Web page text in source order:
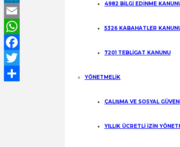
4982 BİLGİ EDİNME
5326 KABAHATLER
7201 TEBLİGAT KANUNU
YÖNETMELİK
ÇALIŞMA VE SOSYAL
YILLIK ÜCRETLİ İZİN
LinkedIn
Email
WhatsApp
Facebook
Twitter